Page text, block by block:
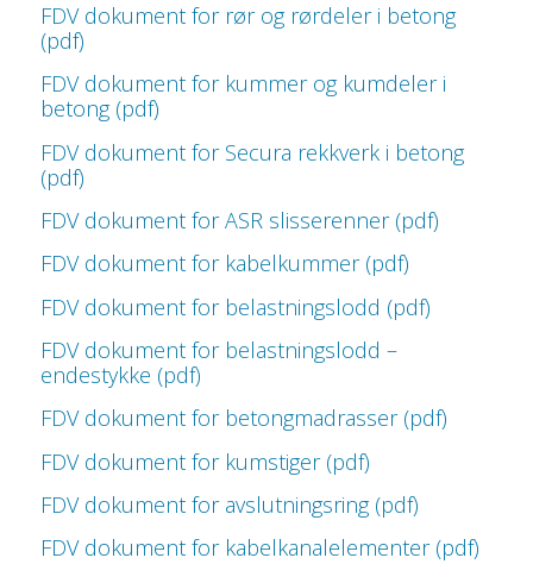
FDV dokument for rør og rørdeler i betong
(pdf)
FDV dokument for kummer og kumdeler i
betong (pdf)
FDV dokument for Secura rekkverk i betong
(pdf)
FDV dokument for ASR slisserenner (pdf)
FDV dokument for kabelkummer (pdf)
FDV dokument for belastningslodd (pdf)
FDV dokument for belastningslodd –
endestykke (pdf)
FDV dokument for betongmadrasser (pdf)
FDV dokument for kumstiger (pdf)
FDV dokument for avslutningsring (pdf)
FDV dokument for kabelkanalelementer (pdf)